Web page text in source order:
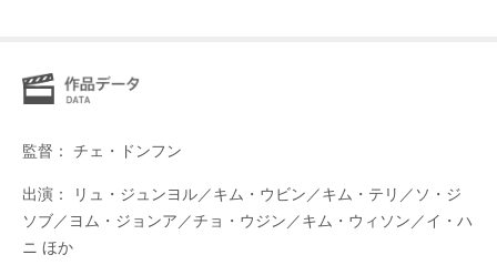
監督： チェ・ドンフン
出演： リュ・ジュンヨル／キム・ウビン／キム・テリ／ソ・ジ
ソブ／ヨム・ジョンア／チョ・ウジン／キム・ウィソン／イ・ハ
ニ ほか